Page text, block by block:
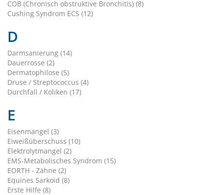
COB (Chronisch obstruktive Bronchitis) (8)
Cushing Syndrom ECS (12)
D
Darmsanierung (14)
Dauerrosse (2)
Dermatophilose (5)
Druse / Streptococcus (4)
Durchfall / Koliken (17)
E
Eisenmangel (3)
Eiweißüberschuss (10)
Elektrolytmangel (2)
EMS-Metabolisches Syndrom (15)
EORTH - Zähne (2)
Equines Sarkoid (8)
Erste Hilfe (8)